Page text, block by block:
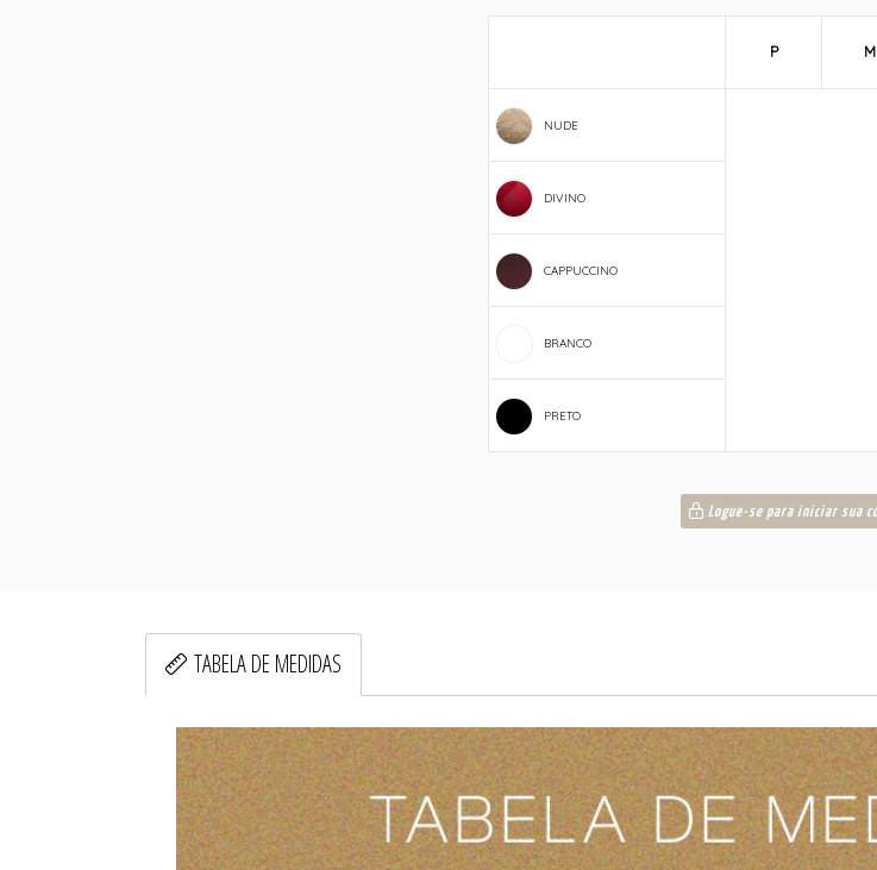
NUDE
DIVINO
CAPPUCCINO
BRANCO
PRETO
P M
Logue-se para iniciar sua
TABELA DE MEDIDAS